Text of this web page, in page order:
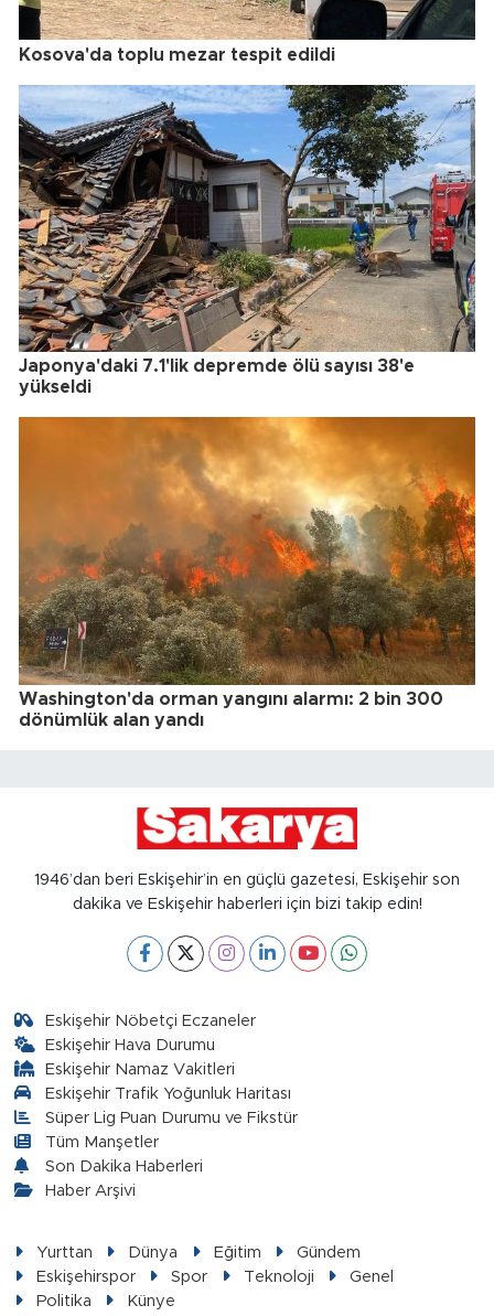
Kosova'da toplu mezar tespit edildi
Japonya'daki 7.1'lik depremde ölü sayısı 38'e
yükseldi
Washington'da orman yangını alarmı: 2 bin 300
dönümlük alan yandı
1946’dan beri Eskişehir’in en güçlü gazetesi, Eskişehir son
dakika ve Eskişehir haberleri için bizi takip edin!
Eskişehir Nöbetçi Eczaneler
Eskişehir Hava Durumu
Eskişehir Namaz Vakitleri
Eskişehir Trafik Yoğunluk Haritası
Süper Lig Puan Durumu ve Fikstür
Tüm Manşetler
Son Dakika Haberleri
Haber Arşivi
Yurttan Dünya Eğitim
Gündem
Eskişehirspor
Spor Teknoloji
Genel
Politika
Künye